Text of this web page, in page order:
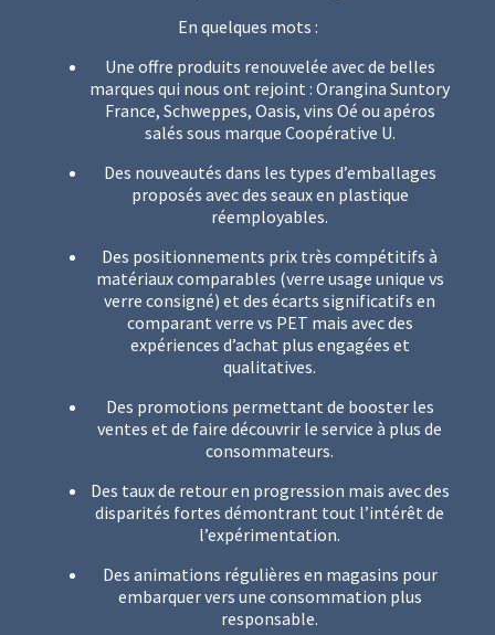
En quelques mots :
Une offre produits renouvelée avec de belles
marques qui nous ont rejoint : Orangina Suntory
France, Schweppes, Oasis, vins Oé ou apéros
salés sous marque Coopérative U.
Des nouveautés dans les types d’emballages
proposés avec des seaux en plastique
réemployables.
Des positionnements prix très compétitifs à
matériaux comparables (verre usage unique vs
verre consigné) et des écarts significatifs en
comparant verre vs PET mais avec des
expériences d’achat plus engagées et
qualitatives.
Des promotions permettant de booster les
ventes et de faire découvrir le service à plus de
consommateurs.
Des taux de retour en progression mais avec des
disparités fortes démontrant tout l’intérêt de
l’expérimentation.
Des animations régulières en magasins pour
embarquer vers une consommation plus
responsable.